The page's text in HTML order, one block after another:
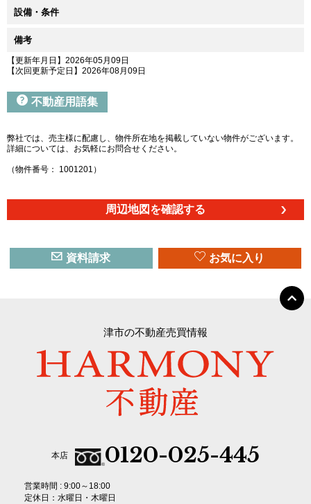
設備・条件
備考
【更新年月日】2026年05月09日
【次回更新予定日】2026年08月09日
不動産用語集
弊社では、売主様に配慮し、物件所在地を掲載していない物件がございます。
詳細については、お気軽にお問合せください。
（物件番号： 1001201）
周辺地図を確認する
資料請求 お気に入り
津市の不動産売買情報
本店 0120-025-445
営業時間 : 9:00～18:00
定休日：水曜日・木曜日